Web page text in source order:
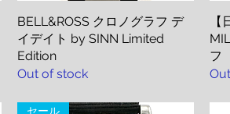
Quick View
BELL&ROSS クロノグラフ デ
イデイト by SINN Limited
Edition
Out of stock
フ
セール